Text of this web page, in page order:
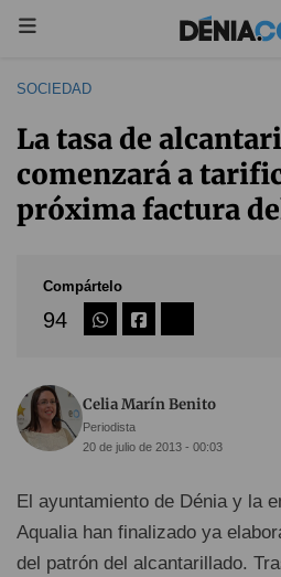
SOCIEDAD
La tasa de
comenzará a
próxima factura
Compártelo
94
Celia Marín Benito
Periodista
20 de julio de 2013 - 00:03
El ayuntamiento de Dénia y la
Aqualia han finalizado ya
del patrón del alcantarillado.